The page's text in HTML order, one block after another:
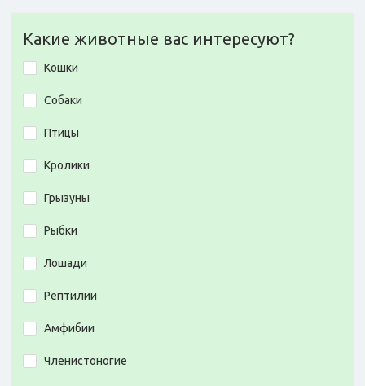
Какие животные вас интересуют?
Кошки
Собаки
Птицы
Кролики
Грызуны
Рыбки
Лошади
Рептилии
Амфибии
Членистоногие